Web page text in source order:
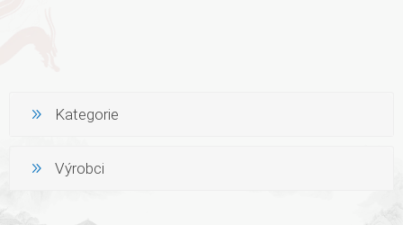
Kategorie
Výrobci